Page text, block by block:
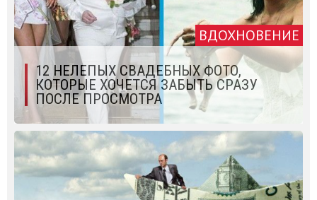
ВДОХНОВЕНИЕ
12 НЕЛЕПЫХ СВАДЕБНЫХ ФОТО,
КОТОРЫЕ ХОЧЕТСЯ ЗАБЫТЬ СРАЗУ
ПОСЛЕ ПРОСМОТРА